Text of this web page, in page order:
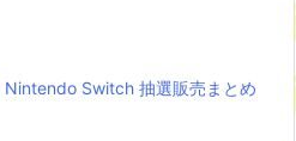
Nintendo Switch 抽選販売まとめ